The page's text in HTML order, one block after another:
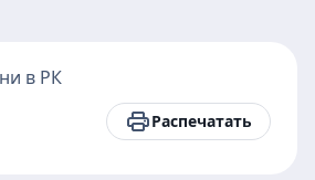
в РК
Распечатать